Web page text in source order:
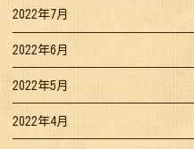
2022年7月
2022年6月
2022年5月
2022年4月